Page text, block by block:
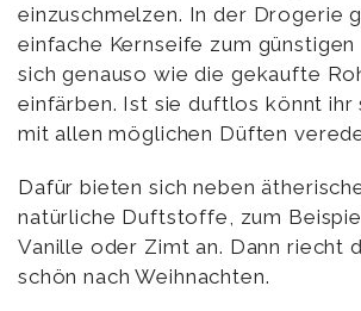
einzuschmelzen. In der Drogerie
einfache Kernseife zum günstigen
sich genauso wie die gekaufte
einfärben. Ist sie duftlos könnt ihr
mit allen möglichen Düften
Dafür bieten sich neben
natürliche Duftstoffe, zum
Vanille oder Zimt an. Dann riecht
schön nach Weihnachten.